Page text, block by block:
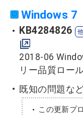
Windows 7
KB4284826
2018-06
リー品質ロー
既知の問題な
この更新プ